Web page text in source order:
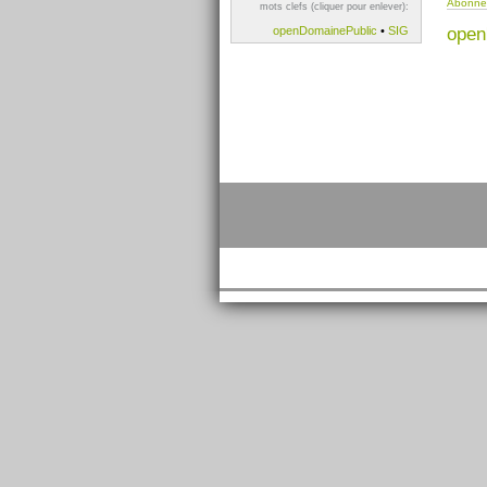
mots clefs (cliquer pour enlever):
openDomainePublic • SIG